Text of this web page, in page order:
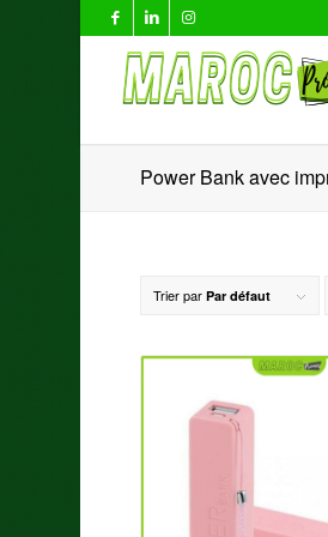
Power Bank avec
Trier parPar défaut